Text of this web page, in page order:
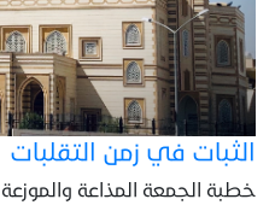
الثبات في زمن التقلبات